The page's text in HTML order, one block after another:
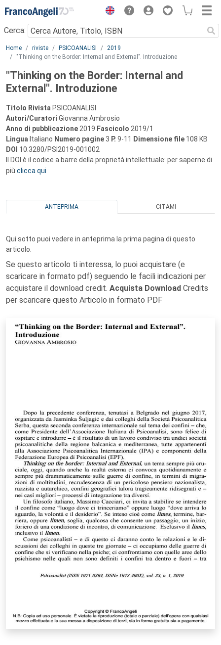
Menu
Cerca:
Main content
Home riviste PSICOANALISI
2019
"Thinking on the Border: Internal and External". Introduzione
"Thinking on the Border: Internal and
External". Introduzione
Titolo Rivista PSICOANALISI
Autori/Curatori Giovanna Ambrosio
Anno di pubblicazione 2019 Fascicolo 2019/1
Lingua Italiano Numero pagine 3 P. 9-11 Dimensione file 108 KB
DOI 10.3280/PSI2019-001002
Il DOI è il codice a barre della proprietà intellettuale: per saperne di
più clicca qui
ANTEPRIMA CITAMI
Qui sotto puoi vedere in anteprima la prima pagina di questo
articolo.
Se questo articolo ti interessa, lo puoi acquistare (e
scaricare in formato pdf) seguendo le facili indicazioni per
acquistare il download credit. Acquista Download Credits
per scaricare questo Articolo in formato PDF